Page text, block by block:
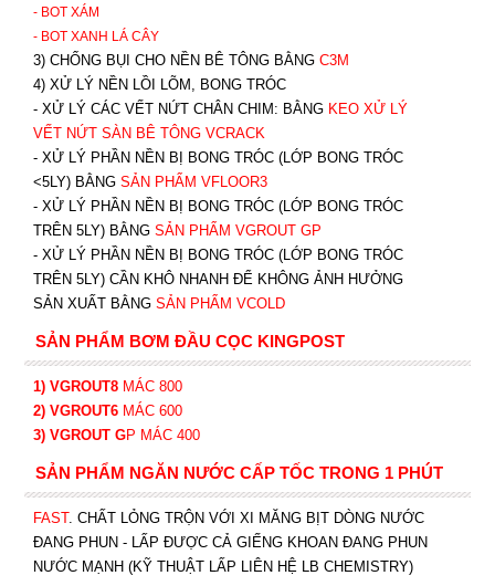
- BOT XÁM
- BOT XANH LÁ CÂY
3) CHỐNG BỤI CHO NỀN BÊ TÔNG BẰNG C3M
4) XỬ LÝ NỀN LỒI LÕM, BONG TRÓC
- XỬ LÝ CÁC VẾT NỨT CHÂN CHIM: BẰNG KEO XỬ LÝ
VẾT NỨT SÀN BÊ TÔNG VCRACK
- XỬ LÝ PHẦN NỀN BỊ BONG TRÓC (LỚP BONG TRÓC
<5LY) BẰNG SẢN PHẨM VFLOOR3
- XỬ LÝ PHẦN NỀN BỊ BONG TRÓC (LỚP BONG TRÓC
TRÊN 5LY) BẰNG SẢN PHẨM VGROUT GP
- XỬ LÝ PHẦN NỀN BỊ BONG TRÓC (LỚP BONG TRÓC
TRÊN 5LY) CẦN KHÔ NHANH ĐỂ KHÔNG ẢNH HƯỞNG
SẢN XUẤT BẰNG SẢN PHẨM VCOLD
SẢN PHẨM BƠM ĐẦU CỌC KINGPOST
1) VGROUT8 MÁC 800
2) VGROUT6MÁC 600
3) VGROUT GP MÁC 400
SẢN PHẨM NGĂN NƯỚC CẤP TỐC TRONG 1 PHÚT
FAST. CHẤT LỎNG TRỘN VỚI XI MĂNG BỊT DÒNG NƯỚC
ĐANG PHUN - LẤP ĐƯỢC CẢ GIẾNG KHOAN ĐANG PHUN
NƯỚC MẠNH (KỸ THUẬT LẤP LIÊN HỆ LB CHEMISTRY)